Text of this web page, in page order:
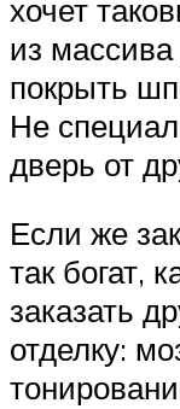
хочет
из
покрыть
Не
дверь от
Если же
так богат,
заказать
отделку: